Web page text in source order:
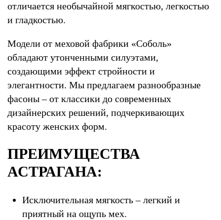
отличается необычайной мягкостью, легкостью
и гладкостью.
Модели от меховой фабрики «Соболь»
обладают утонченными силуэтами,
создающими эффект стройности и
элегантности. Мы предлагаем разнообразные
фасоны – от классики до современных
дизайнерских решений, подчеркивающих
красоту женских форм.
ПРЕИМУЩЕСТВА
АСТРАГАНА:
Исключительная мягкость – легкий и
приятный на ощупь мех.